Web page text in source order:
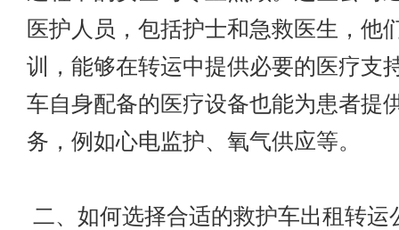
医护人员，包括护士和急救医生，他
训，能够在转运中提供必要的医疗支
车自身配备的医疗设备也能为患者提
务，例如心电监护、氧气供应等。
二、如何选择合适的救护车出租转运